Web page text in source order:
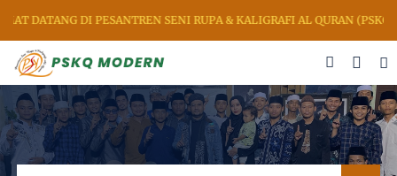
DATANG DI PESANTREN SENI RUPA & KALIGRAFI AL QURAN (PSKQ